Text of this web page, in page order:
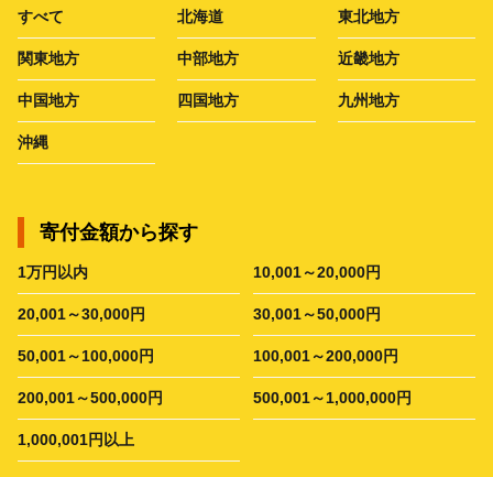
すべて 北海道 東北地方
関東地方 中部地方 近畿地方
中国地方 四国地方 九州地方
沖縄
寄付金額から探す
1万円以内 10,001～20,000円
20,001～30,000円 30,001～50,000円
50,001～100,000円 100,001～200,000円
200,001～500,000円 500,001～1,000,000円
1,000,001円以上